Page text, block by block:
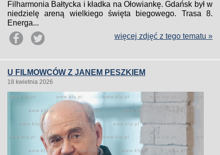
Filharmonia Bałtycka i kładka na Ołowiankę. Gdańsk był w
niedzielę areną wielkiego święta biegowego. Trasa 8.
Energa...
więcej zdjęć z tego tematu »
U FILMOWCÓW Z JANEM PESZKIEM
18 kwietnia 2026